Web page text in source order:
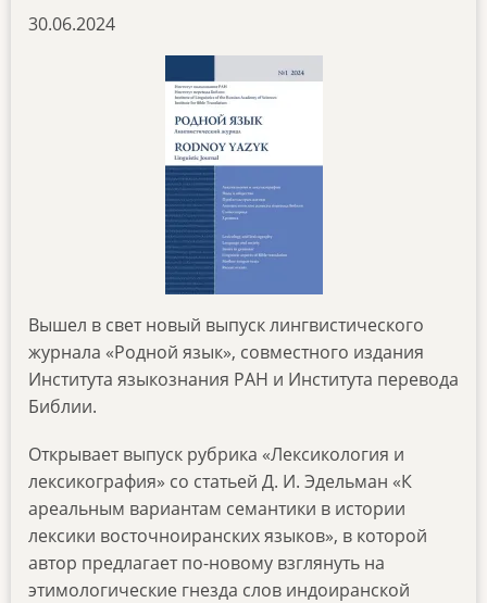
30.06.2024
Вышел в свет новый выпуск лингвистического
журнала «Родной язык», совместного издания
Института языкознания РАН и Института перевода
Библии.
Открывает выпуск рубрика «Лексикология и
лексикография» со статьей Д. И. Эдельман «К
ареальным вариантам семантики в истории
лексики восточноиранских языков», в которой
автор предлагает по-новому взглянуть на
этимологические гнезда слов индоиранской